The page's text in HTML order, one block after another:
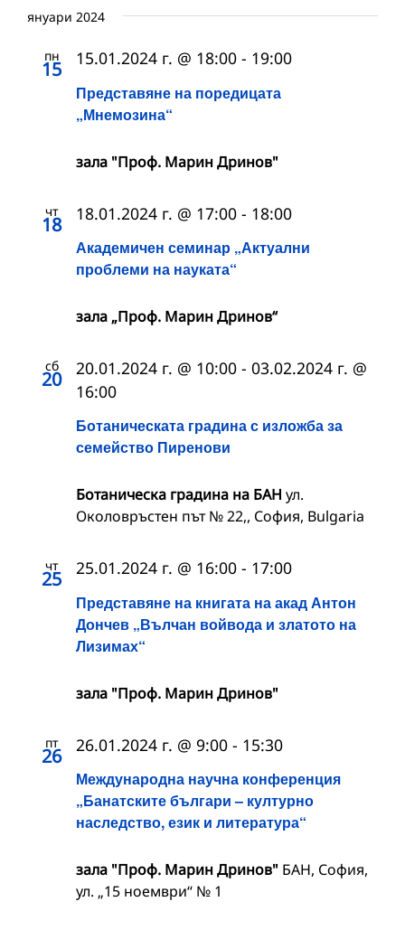
януари 2024
пн
15
Представяне на поредицата
„Мнемозина“
15.01.2024 г. @ 18:00 - 19:00
зала "Проф. Марин Дринов"
чт
18
Академичен семинар „Актуални
проблеми на науката“
18.01.2024 г. @ 17:00 - 18:00
зала „Проф. Марин Дринов“
сб
20
Ботаническата градина с изложба за
семейство Пиренови
20.01.2024 г. @ 10:00 - 03.02.2024 г. @
16:00
Ботаническа градина на БАН ул.
Околовръстен път № 22,, София, Bulgaria
чт
25
Представяне на книгата на акад Антон
Дончев „Вълчан войвода и златото на
Лизимах“
25.01.2024 г. @ 16:00 - 17:00
зала "Проф. Марин Дринов"
пт
26
Международна научна конференция
„Банатските българи – културно
наследство, език и литература“
26.01.2024 г. @ 9:00 - 15:30
зала "Проф. Марин Дринов" БАН, София,
ул. „15 ноември“ № 1